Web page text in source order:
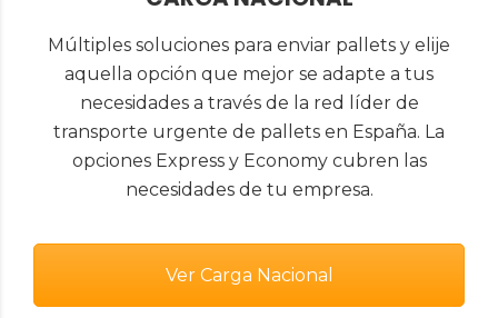
Múltiples soluciones para enviar pallets y elije
aquella opción que mejor se adapte a tus
necesidades a través de la red líder de
transporte urgente de pallets en España. La
opciones Express y Economy cubren las
necesidades de tu empresa.
Ver Carga Nacional